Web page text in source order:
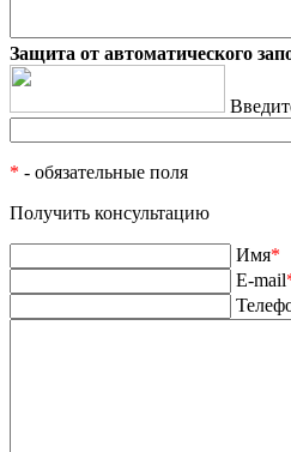
Защита от автоматического
* - обязательные поля
Получить консультацию
Имя*
E-mail